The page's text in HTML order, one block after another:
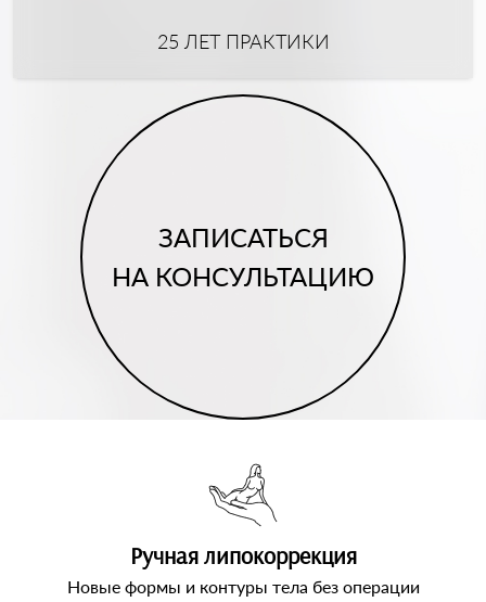
25 ЛЕТ ПРАКТИКИ
ЗАПИСАТЬСЯ
НА КОНСУЛЬТАЦИЮ
Ручная липокоррекция
Новые формы и контуры тела без операции